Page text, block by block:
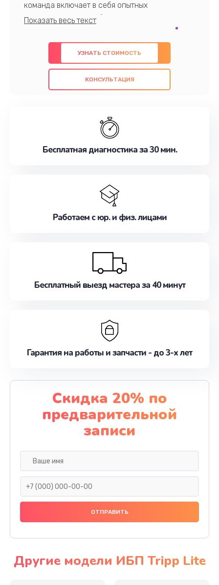
команда включает в себя опытных
профессионалов с обширными знаниями и
многолетним опытом в данной области. Мы
предлагаем быстрый и качественный ремонт с
использованием оригинальных компонентов, а
также гарантируем качество всех
проведенных работ. Наша цель - предоставить
наилучшим образом. Не медлите записаться на
УЗНАТЬ СТОИМОСТЬ
КОНСУЛЬТАЦИЯ
Бесплатная диагностика за 30 мин.
Работаем с юр. и физ. лицами
Бесплатный выезд мастера за 40 минут
Гарантия на работы и запчасти - до 3-х лет
Скидка 20% по
предварительной
записи
Другие модели ИБП Tripp Lite